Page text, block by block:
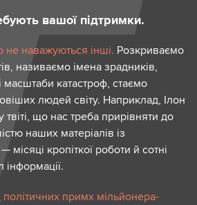
вашої підтримки.
наважуються інші. Розкриваємо
називаємо імена зрадників,
катастроф, стаємо
людей світу. Наприклад, Ілон
що нас треба прирівняти до
наших матеріалів із
місяці кропіткої роботи й сотні
примх мільйонера-